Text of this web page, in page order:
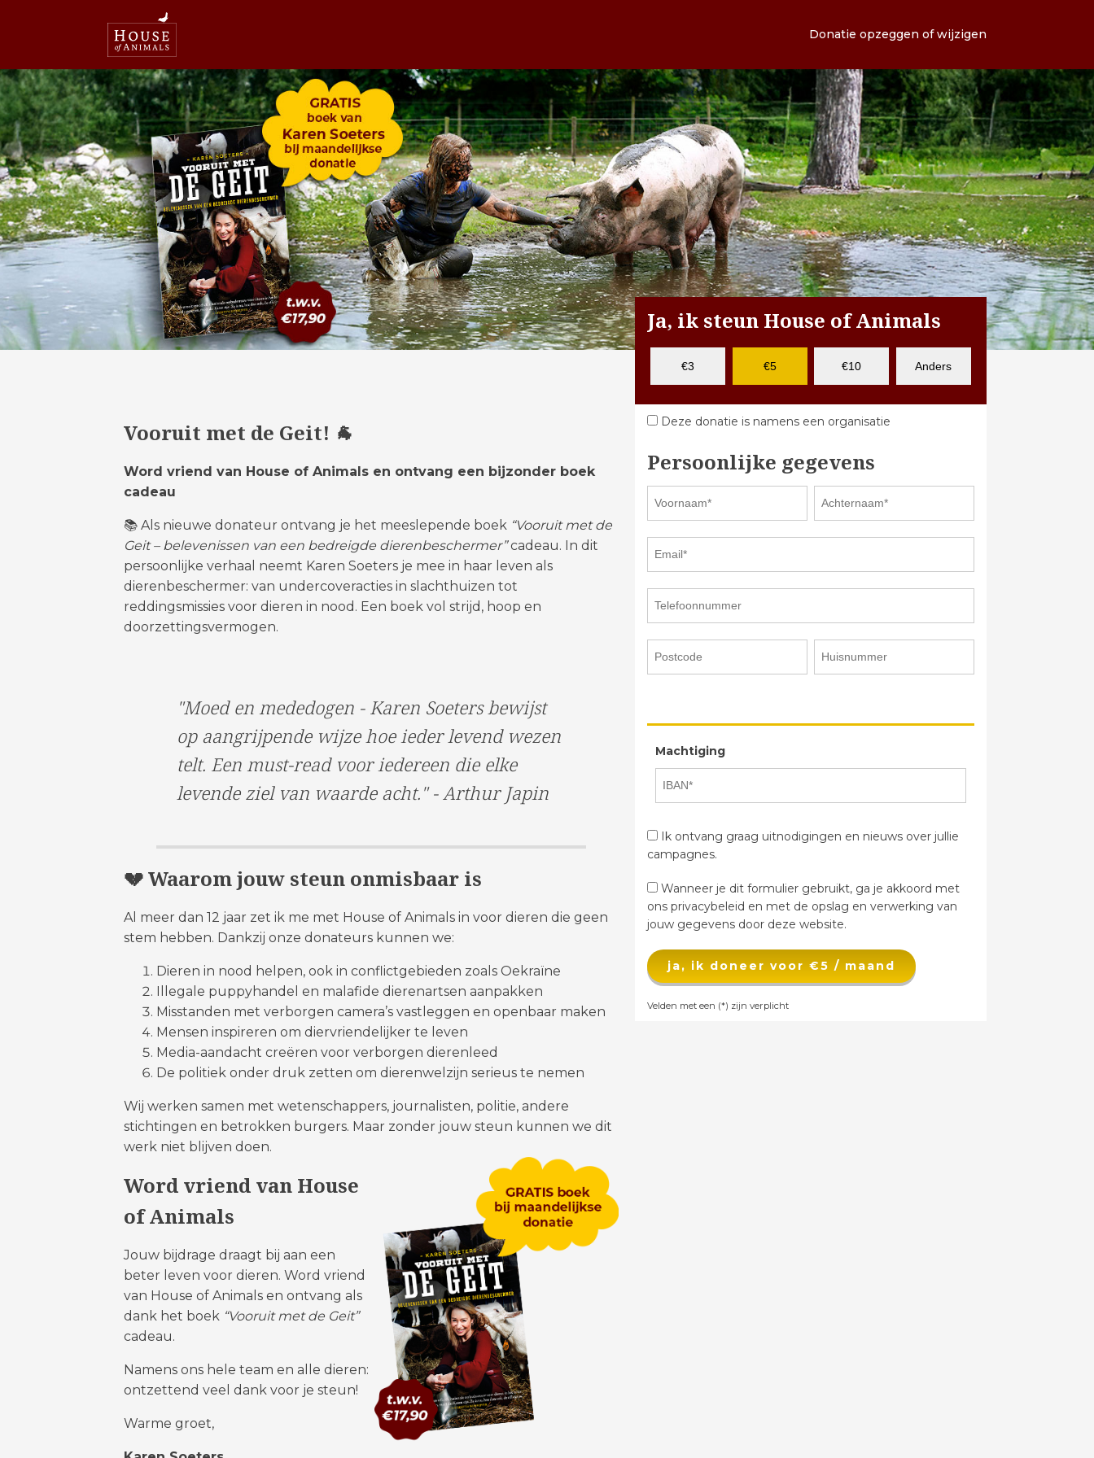
Donatie opzeggen of wijzigen
Vooruit met de Geit! 🐐
Word vriend van House of Animals en ontvang een bijzonder boek
cadeau
📚 Als nieuwe donateur ontvang je het meeslepende boek “Vooruit met de
Geit – belevenissen van een bedreigde dierenbeschermer”cadeau. In dit
persoonlijke verhaal neemt Karen Soeters je mee in haar leven als
dierenbeschermer: van undercoveracties in slachthuizen tot
reddingsmissies voor dieren in nood. Een boek vol strijd, hoop en
doorzettingsvermogen.
"Moed en mededogen - Karen Soeters bewijst
op aangrijpende wijze hoe ieder levend wezen
telt. Een must-read voor iedereen die elke
levende ziel van waarde acht." - Arthur Japin
💔 Waarom jouw steun onmisbaar is
Al meer dan 12 jaar zet ik me met House of Animals in voor dieren die geen
stem hebben. Dankzij onze donateurs kunnen we:
Dieren in nood helpen, ook in conflictgebieden zoals Oekraïne
Illegale puppyhandel en malafide dierenartsen aanpakken
Misstanden met verborgen camera’s vastleggen en openbaar maken
Mensen inspireren om diervriendelijker te leven
Media-aandacht creëren voor verborgen dierenleed
De politiek onder druk zetten om dierenwelzijn serieus te nemen
Wij werken samen met wetenschappers, journalisten, politie, andere
stichtingen en betrokken burgers. Maar zonder jouw steun kunnen we dit
werk niet blijven doen.
Word vriend van House
of Animals
Jouw bijdrage draagt bij aan een
beter leven voor dieren. Word vriend
van House of Animals en ontvang als
dank het boek “Vooruit met de Geit”
cadeau.
Namens ons hele team en alle dieren:
ontzettend veel dank voor je steun!
Warme groet,
Ja, ik steun House of Animals
€3 €5 €10 Anders
Deze donatie is namens een organisatie
Persoonlijke gegevens
Machtiging
Ik ontvang graag uitnodigingen en nieuws over jullie
campagnes.
Wanneer je dit formulier gebruikt, ga je akkoord met
ons privacybeleid en met de opslag en verwerking van
jouw gegevens door deze website.
ja, ik doneer voor €5 / maand
Velden met een (*) zijn verplicht